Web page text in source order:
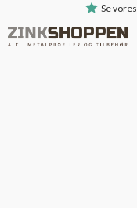
til
indhold
Se vores